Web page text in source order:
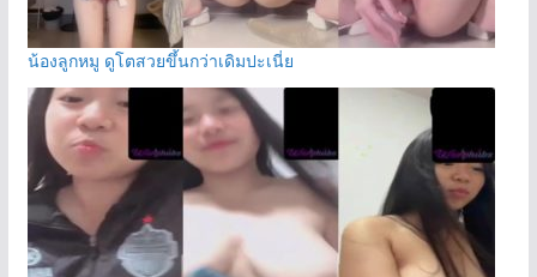
น้องลูกหมู ดูโตสวยขึ้นกว่าเดิมปะเนี่ย